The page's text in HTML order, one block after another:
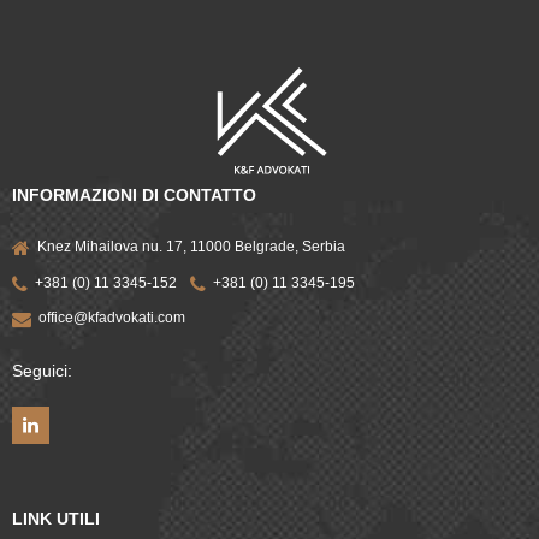
INFORMAZIONI DI CONTATTO
Knez Mihailova nu. 17, 11000 Belgrade, Serbia
+381 (0) 11 3345-152 +381 (0) 11 3345-195
office@kfadvokati.com
Seguici:
LINK UTILI